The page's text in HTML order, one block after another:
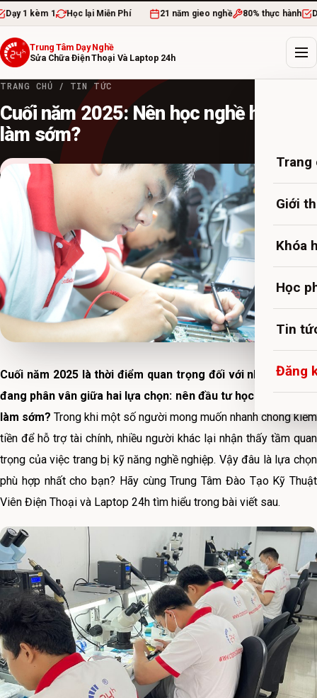
1 Học lại Miễn Phí 21 năm gieo nghề 80% thực hành Dạy 1
Trung Tâm Dạy Nghề
Sửa Chữa Điện Thoại Và Laptop 24h
Trang
Giới
Khóa
Học
Tin
Đăng
TRANG CHỦ / TIN TỨC
Cuối năm 2025: Nên học nghề hay đi
làm sớm?
Tin Tức 2 TH12, 2024·admin ·14 PHÚT ĐỌC
Cuối năm 2025 là thời điểm quan trọng đối với nhiều bạn trẻ
đang phân vân giữa hai lựa chọn: nên đầu tư học nghề hay đi
làm sớm? Trong khi một số người mong muốn nhanh chóng kiếm
tiền để hỗ trợ tài chính, nhiều người khác lại nhận thấy tầm quan
trọng của việc trang bị kỹ năng nghề nghiệp. Vậy đâu là lựa chọn
phù hợp nhất cho bạn? Hãy cùng Trung Tâm Đào Tạo Kỹ Thuật
Viên Điện Thoại và Laptop 24h tìm hiểu trong bài viết sau.